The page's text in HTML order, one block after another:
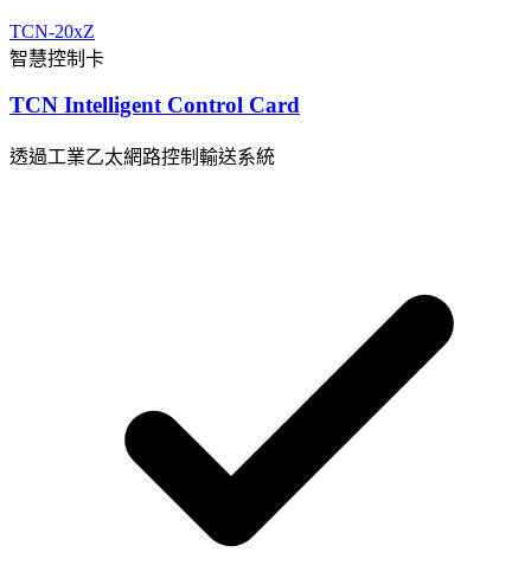
TCN-20xZ
智慧控制卡
TCN Intelligent Control Card
透過工業乙太網路控制輸送系統